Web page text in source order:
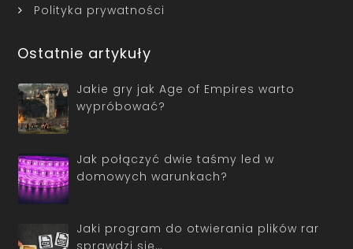
Polityka prywatności
Ostatnie artykuły
Jakie gry jak Age of Empires warto
wypróbować?
Jak połączyć dwie taśmy led w
domowych warunkach?
Jaki program do otwierania plików rar